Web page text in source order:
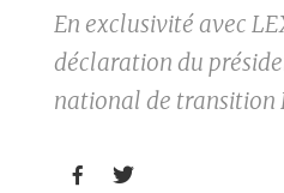
En exclusivité avec
déclaration du
national de transition
 